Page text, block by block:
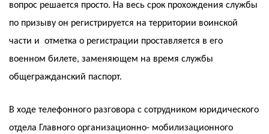
вопрос решается просто. На весь срок прохождения службы
по призыву он регистрируется на территории воинской
части и отметка о регистрации проставляется в его
военном билете, заменяющем на время службы
общегражданский паспорт.
В ходе телефонного разговора с сотрудником юридического
отдела Главного организационно- мобилизационного